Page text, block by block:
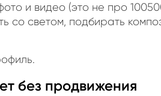
и видео (это не про
со светом, подбирать
без продвижения